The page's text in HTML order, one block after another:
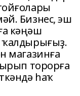
Бизнес, эш
кәңәш
ҡалдырығыҙ.
магазинға
торорға
һаҡ